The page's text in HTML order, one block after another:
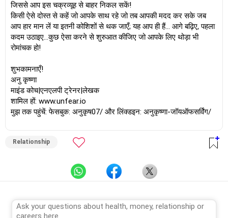
जिससे आप इस चक्रव्यूह से बाहर निकल सकें!
किसी ऐसे दोस्त से कहें जो आपके साथ रहे जो तब आपकी मदद कर सके जब
आप हार मान लें या इतनी कोशिशों से थक जाएँ; यह आप ही हैं... आगे बढ़िए, पहला
कदम उठाइए...कुछ ऐसा करने से शुरुआत कीजिए जो आपके लिए थोड़ा भी
रोमांचक हो!
शुभकामनाएँ!
अनु कृष्णा
माइंड कोच|एनएलपी ट्रेनर|लेखक
शामिल हों: www.unfear.io
मुझ तक पहुंचें: फेसबुक: अनुकृष07/ और लिंक्डइन: अनुकृष्णा-जॉयऑफसर्विंग/
Relationship